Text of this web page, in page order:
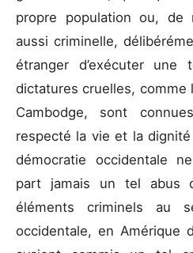
propre population ou, de
aussi criminelle,
étranger d’exécuter
dictatures cruelles, comme
Cambodge, sont
respecté la vie et la
démocratie occidentale
part jamais un tel abus
éléments criminels au
occidentale, en Amérique